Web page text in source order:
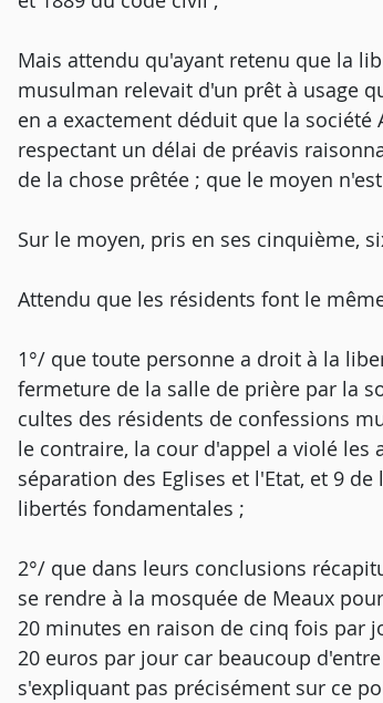
Mais attendu qu'ayant retenu que la
musulman relevait d'un prêt à usage
en a exactement déduit que la
respectant un délai de préavis
de la chose prêtée ; que le moyen
Sur le moyen, pris en ses cinquième,
Attendu que les résidents font le
1°/ que toute personne a droit à la
fermeture de la salle de prière par la
cultes des résidents de confessions
le contraire, la cour d'appel a violé les
séparation des Eglises et l'Etat, et 9
libertés fondamentales ;
2°/ que dans leurs conclusions
se rendre à la mosquée de Meaux
20 minutes en raison de cinq fois par
20 euros par jour car beaucoup
s'expliquant pas précisément sur ce